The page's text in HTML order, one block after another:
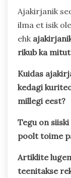
Ajakirjanik
ilma et isik
ehk
rikub ka
Kuidas
kedagi
millegi eest?
Tegu on
poolt toime
Artiklite
teenitakse